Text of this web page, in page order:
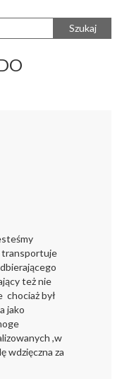
Szukaj
transportuje
też nie
chociaż był
jako
,w
wdzięczna za